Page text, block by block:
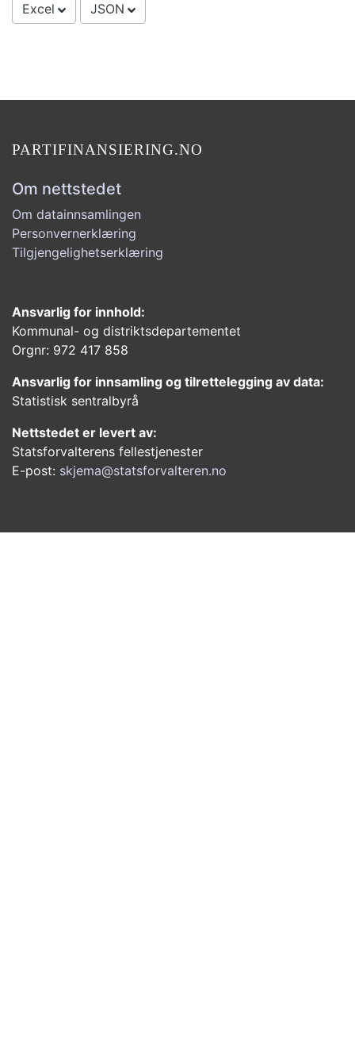
Excel JSON
PARTIFINANSIERING.NO
Om nettstedet
Om datainnsamlingen
Personvernerklæring
Tilgjengelighetserklæring
Ansvarlig for innhold:
Kommunal- og distriktsdepartementet
Orgnr: 972 417 858
Ansvarlig for innsamling og tilrettelegging av data:
Statistisk sentralbyrå
Nettstedet er levert av:
Statsforvalterens fellestjenester
E-post: skjema@statsforvalteren.no